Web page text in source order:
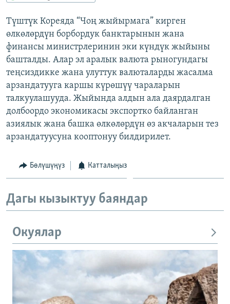
ЭКСПЕРТТЕР ТАЛДАЙТ
БИЗ ЖАНА ДҮЙНӨ
ДАНИСТЕ
ЭЖЕ-СИҢДИЛЕР
АЗАТТЫК+
ЫҢГАЙСЫЗ СУРООЛОР
ӨЗГӨЧӨ ПИКИР
Русский
ОНЛАЙН ШЕРИНЕ
ЭЕ/АРнун бардык сайттары
Түштүк Кореяда “Чоң жыйырмага” кирген
өлкөлөрдүн борбордук банктарынын жана
финансы министрлеринин эки күндүк жыйыны
башталды. Алар эл аралык валюта рыногундагы
теңсиздикке жана улуттук валюталарды жасалма
арзандатууга каршы күрөшүү чараларын
талкуулашууда. Жыйында алдын ала даярдалган
долбоордо экономикасы экспортко байланган
азиялык жана башка өлкөлөрдүн өз акчаларын тез
арзандатуусуна кооптонуу билдирилет.
Бөлүшүңүз Катталыңыз
Дагы кызыктуу баяндар
Окуялар